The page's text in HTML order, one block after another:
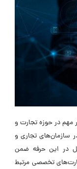
مهم در حوزه‌ تجارت و
سازمان‌های تجاری و
در این حرفه ضمن
تخصصی مرتبط